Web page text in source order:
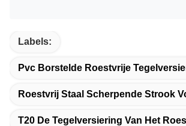
Labels:
Pvc Borstelde Roestvrije
Roestvrij Staal Scherpende Strook
T20 De Tegelversiering Van Het